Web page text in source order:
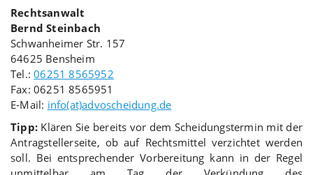
Rechtsanwalt
Bernd Steinbach
Schwanheimer Str. 157
64625 Bensheim
Tel.:06251 8565952
Fax: 06251 8565951
E-Mail: info(at)advoscheidung.de
Tipp: Klären Sie bereits vor dem Scheidungstermin mit der
Antragstellerseite, ob auf Rechtsmittel verzichtet werden
soll. Bei entsprechender Vorbereitung kann in der Regel